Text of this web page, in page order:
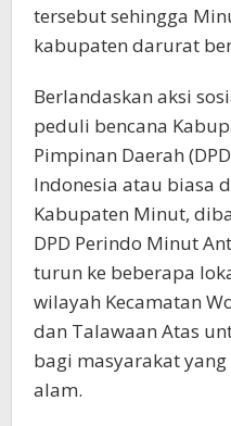
tersebut sehingga
kabupaten darurat
Berlandaskan aksi
peduli bencana
Pimpinan Daerah
Indonesia atau biasa
Kabupaten Minut,
DPD Perindo Minut
turun ke beberapa
wilayah Kecamatan
dan Talawaan Atas
bagi masyarakat
alam.